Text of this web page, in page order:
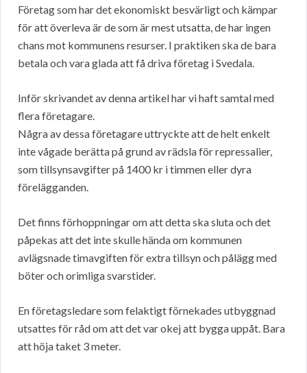
Företag som har det ekonomiskt besvärligt och kämpar
för att överleva är de som är mest utsatta, de har ingen
chans mot kommunens resurser. I praktiken ska de bara
betala och vara glada att få driva företag i Svedala.
Inför skrivandet av denna artikel har vi haft samtal med
flera företagare.
Några av dessa företagare uttryckte att de helt enkelt
inte vågade berätta på grund av rädsla för repressalier,
som tillsynsavgifter på 1400 kr i timmen eller dyra
förelägganden.
Det finns förhoppningar om att detta ska sluta och det
påpekas att det inte skulle hända om kommunen
avlägsnade timavgiften för extra tillsyn och pålägg med
böter och orimliga svarstider.
En företagsledare som felaktigt förnekades utbyggnad
utsattes för råd om att det var okej att bygga uppåt. Bara
att höja taket 3 meter.